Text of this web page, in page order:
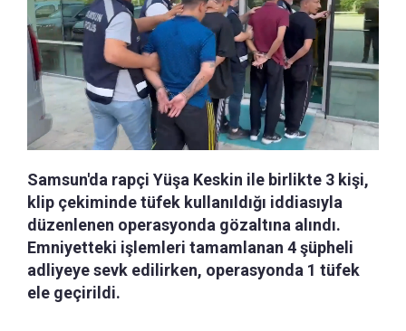
Samsun'da rapçi Yüşa Keskin ile birlikte 3 kişi,
klip çekiminde tüfek kullanıldığı iddiasıyla
düzenlenen operasyonda gözaltına alındı.
Emniyetteki işlemleri tamamlanan 4 şüpheli
adliyeye sevk edilirken, operasyonda 1 tüfek
ele geçirildi.